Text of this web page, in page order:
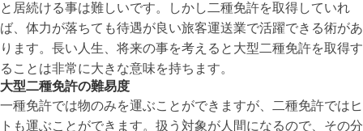
と居続ける事は難しいです。しかし二種免許を取得していれ
ば、体力が落ちても待遇が良い旅客運送業で活躍できる術があ
ります。長い人生、将来の事を考えると大型二種免許を取得す
ることは非常に大きな意味を持ちます。
大型二種免許の難易度
一種免許では物のみを運ぶことができますが、二種免許ではヒ
トも運ぶことができます。扱う対象が人間になるので、その分